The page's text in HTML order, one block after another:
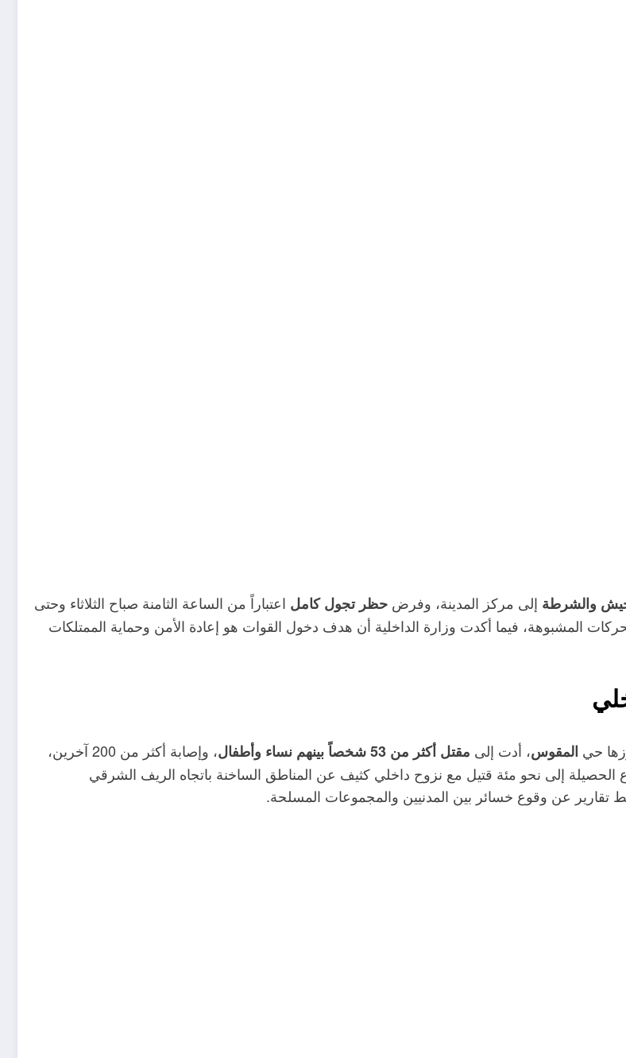
والشرطة إلى مركز المدينة، وفرض حظر تجول كامل اعتباراً من الساعة الثامنة صباح الثلاثاء وحتى
المشبوهة، فيما أكدت وزارة الداخلية أن هدف دخول القوات هو إعادة الأمن وحماية الممتلكات
حي المقوس، أدت إلى مقتل أكثر من 53 شخصاً بينهم نساء وأطفال
، وإصابة أكثر من 200 آخرين،
الحصيلة إلى نحو مئة قتيل مع نزوح داخلي كثيف عن المناطق الساخنة باتجاه الريف الشرقي
.